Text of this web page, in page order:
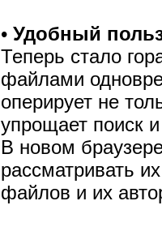
• Удобный
Теперь стало
файлами
оперирует не
упрощает поиск
В новом
рассматривать
файлов и их